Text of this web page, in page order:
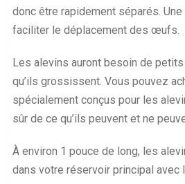
donc être rapidement séparés.
faciliter le déplacement des œufs.
Les alevins auront besoin de petits
qu’ils grossissent. Vous pouvez
spécialement conçus pour les
sûr de ce qu’ils peuvent et ne
À environ 1 pouce de long, les
dans votre réservoir principal avec